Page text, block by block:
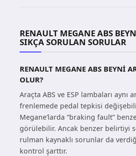
RENAULT MEGANE ABS
SIKÇA SORULAN SORULAR
RENAULT MEGANE ABS BEYNI
OLUR?
Araçta ABS ve ESP lambaları aynı
frenlemede pedal tepkisi
Megane’larda “braking fault”
görülebilir. Ancak benzer belirtiyi
rulman kaynaklı sorunlar da
kontrol şarttır.